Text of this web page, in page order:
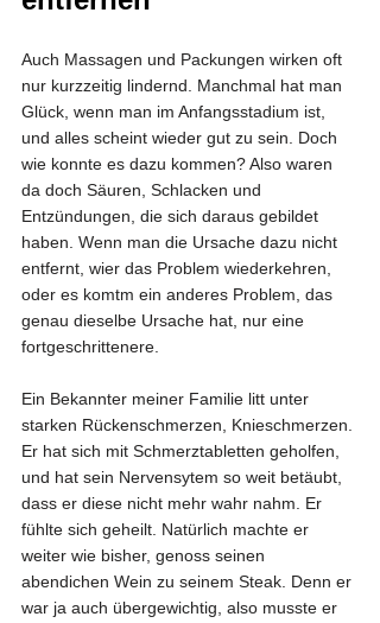
Auch Massagen und Packungen wirken oft
nur kurzzeitig lindernd. Manchmal hat man
Glück, wenn man im Anfangsstadium ist,
und alles scheint wieder gut zu sein. Doch
wie konnte es dazu kommen? Also waren
da doch Säuren, Schlacken und
Entzündungen, die sich daraus gebildet
haben. Wenn man die Ursache dazu nicht
entfernt, wier das Problem wiederkehren,
oder es komtm ein anderes Problem, das
genau dieselbe Ursache hat, nur eine
fortgeschrittenere.
Ein Bekannter meiner Familie litt unter
starken Rückenschmerzen, Knieschmerzen.
Er hat sich mit Schmerztabletten geholfen,
und hat sein Nervensytem so weit betäubt,
dass er diese nicht mehr wahr nahm. Er
fühlte sich geheilt. Natürlich machte er
weiter wie bisher, genoss seinen
abendichen Wein zu seinem Steak. Denn er
war ja auch übergewichtig, also musste er